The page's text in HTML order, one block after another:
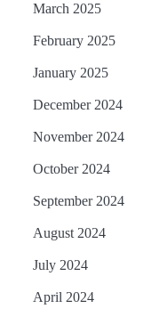
March 2025
February 2025
January 2025
December 2024
November 2024
October 2024
September 2024
August 2024
July 2024
April 2024